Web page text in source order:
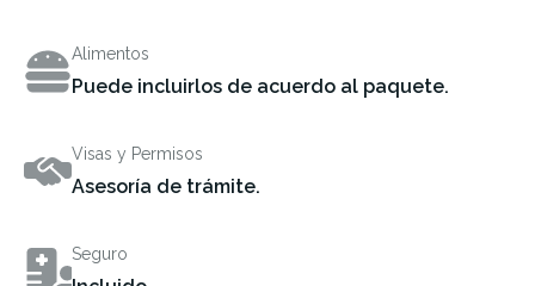
Alimentos
Puede incluirlos de acuerdo al paquete.
Visas y Permisos
Asesoría de trámite.
Seguro